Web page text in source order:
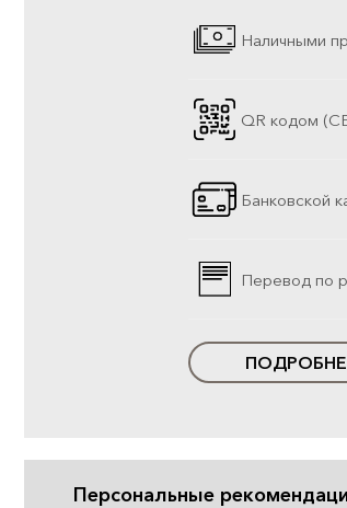
Наличными
QR кодом
Банковской
Перевод по
Персональные